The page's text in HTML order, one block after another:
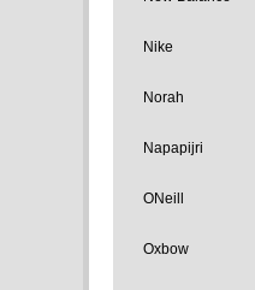
Nike
Norah
Napapijri
ONeill
Oxbow